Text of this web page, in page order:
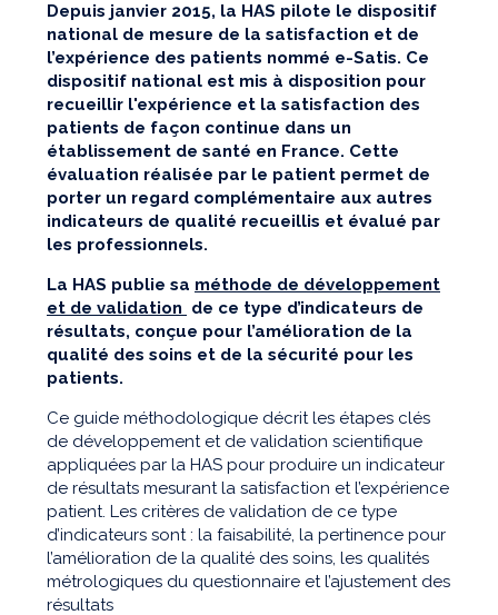
Depuis janvier 2015, la HAS pilote le dispositif
national de mesure de la satisfaction et de
l’expérience des patients nommé e-Satis. Ce
dispositif national est mis à disposition pour
recueillir l'expérience et la satisfaction des
patients de façon continue dans un
établissement de santé en France. Cette
évaluation réalisée par le patient permet de
porter un regard complémentaire aux autres
indicateurs de qualité recueillis et évalué par
les professionnels.
La HAS publie sa méthode de développement
et de validation de ce type d’indicateurs de
résultats, conçue pour l’amélioration de la
qualité des soins et de la sécurité pour les
patients.
Ce guide méthodologique décrit les étapes clés
de développement et de validation scientifique
appliquées par la HAS pour produire un indicateur
de résultats mesurant la satisfaction et l’expérience
patient. Les critères de validation de ce type
d’indicateurs sont : la faisabilité, la pertinence pour
l’amélioration de la qualité des soins, les qualités
métrologiques du questionnaire et l’ajustement des
résultats